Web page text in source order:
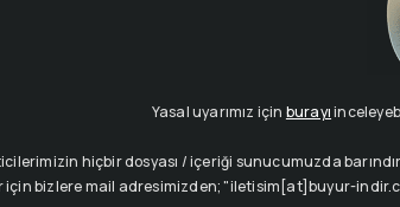
Yasal uyarımız için burayı
hiçbir dosyası / içeriği sunucumuzda
bizlere mail adresimizden; "iletisim[at]buyur-